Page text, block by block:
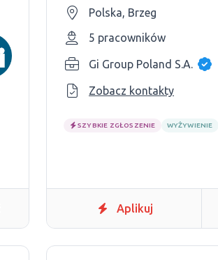
Polska, Brzeg
5 pracowników
Gi Group Poland S.A.
Zobacz kontakty
SZYBKIE ZGŁOSZENIE WYŻYWIENIE
Aplikuj